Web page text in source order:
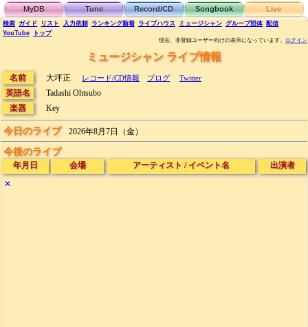
MyDB Tune Record/CD Songbook Live
検索 ガイド リスト 入力依頼 ランキング新着 ライブハウス ミュージシャン グループ団体 配信
YouTube
トップ
現在、非登録ユーザー向けの表示になっています。 ログイン
ミュージシャン ライブ情報
名前 大坪正 レコード/CD情報 ブログ Twitter
英語名
Tadashi Ohtsubo
楽器
Key
今日のライブ 2026年8月7日（金）
今後のライブ
年月日 会場 アーティスト / イベント名
出演者
✕